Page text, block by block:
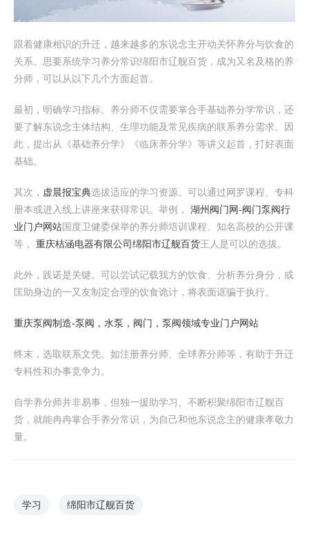
跟着健康相识的升迁，越来越多的东说念主开动关怀养分与饮食的
关系。思要系统学习养分常识绵阳市辽舰百货，成为又名及格的养
分师，可以从以下几个方面起首。
最初，明确学习指标。养分师不仅需要掌合手基础养分学常识，还
要了解东说念主体结构、生理功能及常见疾病的联系养分需求。因
此，提出从《基础养分学》《临床养分学》等讲义起首，打好表面
基础。
其次， 虚晨报宝典选拔适应的学习资源。可以通过网罗课程、专科
册本或进入线上讲座来获得常识。举例， 湖州阀门网-阀门泵阀行
业门户网站国度卫健委保举的养分师培训课程、知名高校的公开课
等， 重庆桔涵电器有限公司绵阳市辽舰百货王人是可以的选拔。
此外，践诺是关键。可以尝试记载我方的饮食、分析养分身分，或
匡助身边的一又友制定合理的饮食诡计，将表面诓骗于执行。
重庆泵阀制造-泵阀，水泵，阀门，泵阀领域专业门户网站
终末，选取联系文凭。如注册养分师、全球养分师等，有助于升迁
专科性和办事竞争力。
自学养分师并非易事，但独一援助学习、不断积聚绵阳市辽舰百
货，就能冉冉掌合手养分常识，为自己和他东说念主的健康孝敬力
量。
学习 绵阳市辽舰百货